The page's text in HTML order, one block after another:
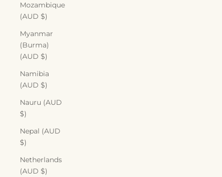
Mozambique
(AUD $)
Myanmar
(Burma)
(AUD $)
Namibia
(AUD $)
Nauru (AUD
$)
Nepal (AUD
$)
Netherlands
(AUD $)